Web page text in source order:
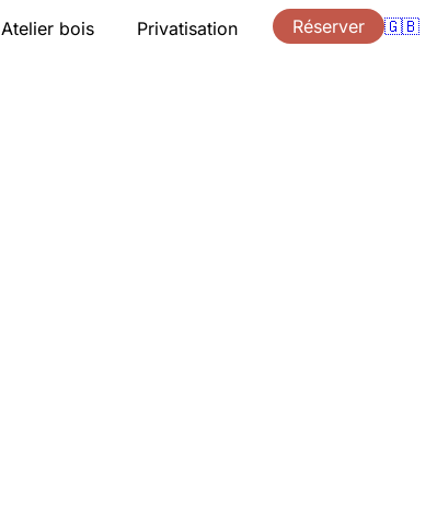
Atelier bois
Privatisation Réserver 🇬🇧